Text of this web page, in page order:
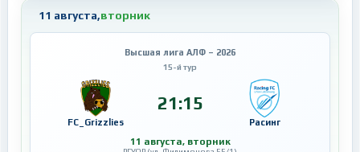
11 августа,вторник
Высшая лига АЛФ – 2026
15-й тур
FC_Grizzlies
21:15
Расинг
11 августа, вторник